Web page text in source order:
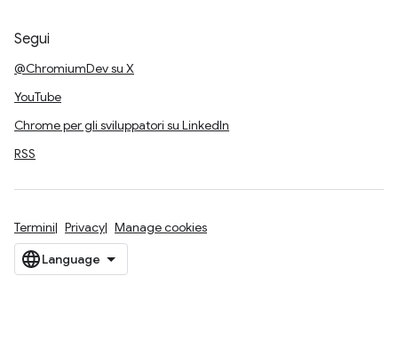
Segui
@ChromiumDev su X
YouTube
Chrome per gli sviluppatori su LinkedIn
RSS
Termini Privacy Manage cookies